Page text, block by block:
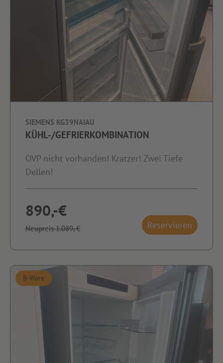
SIEMENS KG39NAIAU
KÜHL-/GEFRIERKOMBINATION
OVP nicht vorhanden! Kratzer! Zwei Tiefe
Dellen!
890,-€
Neupreis 1.089,-€ Reservieren
B-Ware